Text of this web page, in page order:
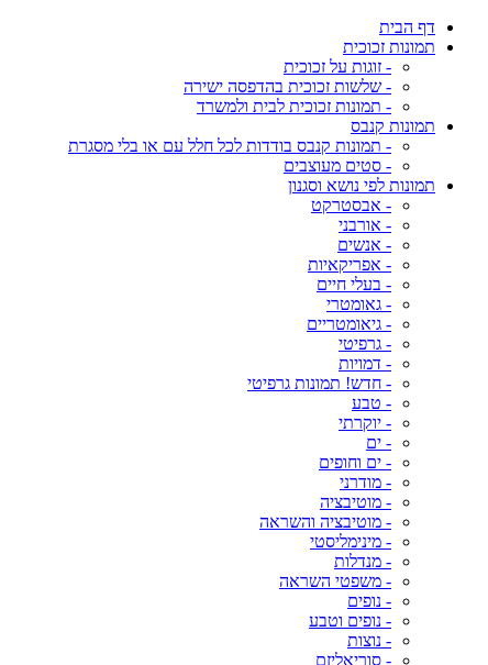
דף הבית
תמונות זכוכית
- זוגות על זכוכית
- שלשות זכוכית בהדפסה ישירה
- תמונות זכוכית לבית ולמשרד
תמונות קנבס
- תמונות קנבס בודדות לכל חלל עם או בלי מסגרת
- סטים מעוצבים
תמונות לפי נושא וסגנון
- אבסטרקט
- אורבני
- אנשים
- אפריקאיות
- בעלי חיים
- גאומטרי
- גיאומטריים
- גרפיטי
- דמויות
- חדש! תמונות גרפיטי
- טבע
- יוקרתי
- ים
- ים וחופים
- מודרני
- מוטיבציה
- מוטיבציה והשראה
- מינימליסטי
- מנדלות
- משפטי השראה
- נופים
- נופים וטבע
- נוצות
- סוריאליזם